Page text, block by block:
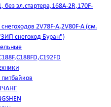
без эл.стартера,168А-2R,170F-
2V78F-A,2V80F-A (см.
снегоход Буран")